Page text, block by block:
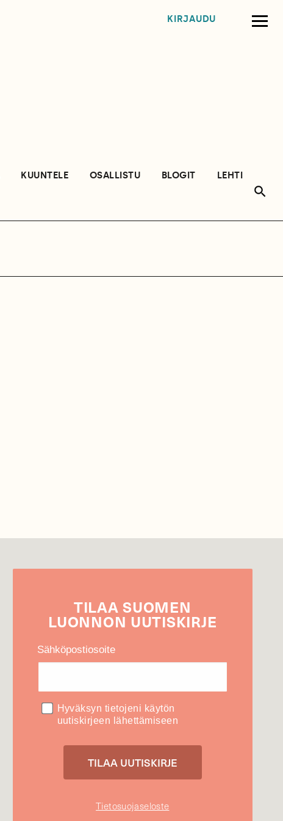
KIRJAUDU
KUUNTELE OSALLISTU BLOGIT
LEHTI
TILAASUOMEN
LUONNON UUTIS­KIRJE
Sähköpostiosoite
Hyväksyn tietojeni käytön
uutiskirjeen lähettämiseen
Tietosuojaseloste